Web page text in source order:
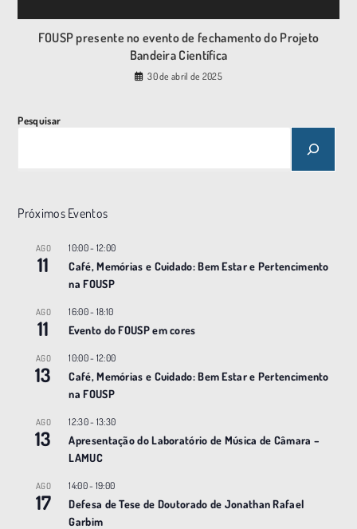
FOUSP presente no evento de fechamento do Projeto
Bandeira Científica
30 de abril de 2025
Pesquisar
Próximos Eventos
AGO
11
10:00- 12:00
Café, Memórias e Cuidado: Bem Estar e Pertencimento
na FOUSP
AGO
11
16:00- 18:10
Evento do FOUSP em cores
AGO
13
10:00- 12:00
Café, Memórias e Cuidado: Bem Estar e Pertencimento
na FOUSP
AGO
13
12:30- 13:30
Apresentação do Laboratório de Música de Câmara –
LAMUC
AGO
17
14:00- 19:00
Defesa de Tese de Doutorado de Jonathan Rafael
Garbim